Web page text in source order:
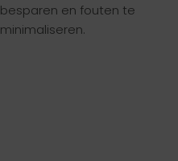
besparen en fouten te
minimaliseren.